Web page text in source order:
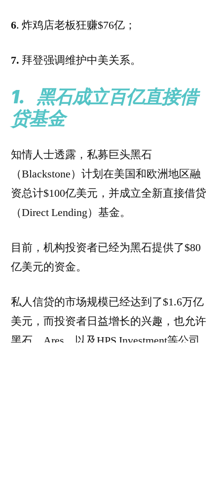
6. 炸鸡店老板狂赚$76亿；
7. 拜登强调维护中美关系。
1. 黑石成立百亿直接借
贷基金
知情人士透露，私募巨头黑石
（Blackstone）计划在美国和欧洲地区融
资总计$100亿美元，并成立全新直接借贷
（Direct Lending）基金。
目前，机构投资者已经为黑石提供了$80
亿美元的资金。
私人信贷的市场规模已经达到了$1.6万亿
美元，而投资者日益增长的兴趣，也允许
黑石、Ares，以及HPS Investment等公司